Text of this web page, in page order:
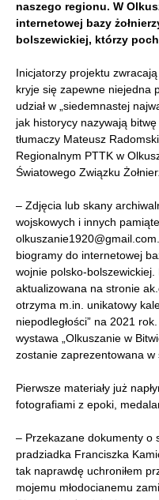
naszego regionu. W
internetowej bazy
bolszewickiej, którzy
Inicjatorzy projektu
kryje się zapewne niejedna
udział w „siedemnastej
jak historycy nazywają
tłumaczy Mateusz
Regionalnym PTTK w
Światowego Związku
– Zdjęcia lub skany
wojskowych i innych
biogramy do internetowej
wojnie polsko-
aktualizowana na stronie
otrzyma m.in. unikatowy
niepodległości” na 2021
wystawa „Olkuszanie w
zostanie zaprezentowana w
Pierwsze materiały już
fotografiami z epoki,
– Przekazane dokumenty o
pradziadka Franciszka
tak naprawdę uchroniłem
mojemu młodocianemu